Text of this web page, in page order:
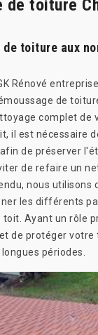
de toiture
de toiture aux
Rénové
de
complet de
il est nécessaire
de préserver
de refaire un
nous utilisons
les différents
Ayant un rôle
de protéger votre
périodes.